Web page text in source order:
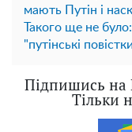
мають Путін і
Такого ще не
"путінські
Підпишись на
Тільки